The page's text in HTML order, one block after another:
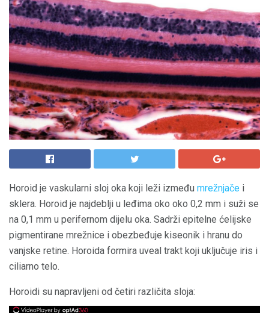
Horoid je vaskularni sloj oka koji leži između mrežnjače i
sklera. Horoid je najdeblji u leđima oko oko 0,2 mm i suži se
na 0,1 mm u perifernom dijelu oka. Sadrži epitelne ćelijske
pigmentirane mrežnice i obezbeđuje kiseonik i hranu do
vanjske retine. Horoida formira uveal trakt koji uključuje iris i
ciliarno telo.
Horoidi su napravljeni od četiri različita sloja: